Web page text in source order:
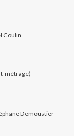
Coulin
métrage)
Demoustier